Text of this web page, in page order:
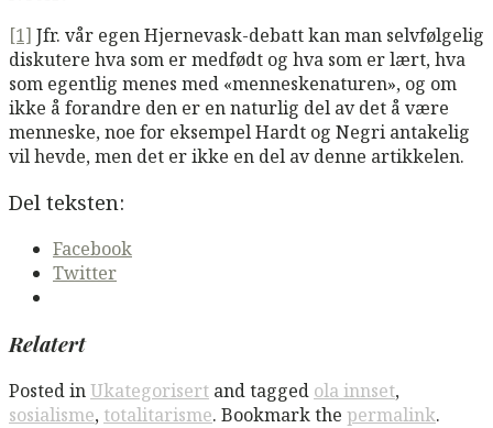
[1] Jfr. vår egen Hjernevask-debatt kan man selvfølgelig
diskutere hva som er medfødt og hva som er lært, hva
som egentlig menes med «menneskenaturen», og om
ikke å forandre den er en naturlig del av det å være
menneske, noe for eksempel Hardt og Negri antakelig
vil hevde, men det er ikke en del av denne artikkelen.
Del teksten:
Facebook
Twitter
Relatert
Posted inUkategorisert and tagged ola innset,
sosialisme, totalitarisme. Bookmark the permalink.